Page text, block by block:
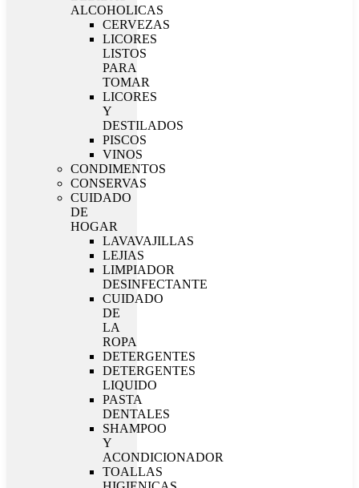
ALCOHOLICAS
CERVEZAS
LICORES
LISTOS
PARA
TOMAR
LICORES
Y
DESTILADOS
PISCOS
VINOS
CONDIMENTOS
CONSERVAS
CUIDADO
DE
HOGAR
LAVAVAJILLAS
LEJIAS
LIMPIADOR
DESINFECTANTE
CUIDADO
DE
LA
ROPA
DETERGENTES
DETERGENTES
LIQUIDO
PASTA
DENTALES
SHAMPOO
Y
ACONDICIONADOR
TOALLAS